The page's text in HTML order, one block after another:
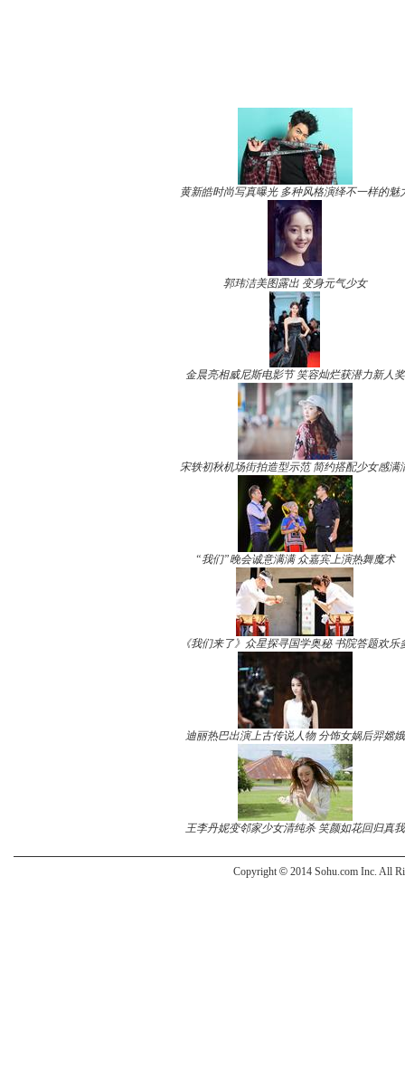
黄新皓时尚写真曝光 多种风格演绎不一样的魅
郭玮洁美图露出 变身元气少女
金晨亮相威尼斯电影节 笑容灿烂获潜力新人奖
宋轶初秋机场街拍造型示范 简约搭配少女感满
“我们”晚会诚意满满 众嘉宾上演热舞魔术
《我们来了》众星探寻国学奥秘 书院答题欢乐
迪丽热巴出演上古传说人物 分饰女娲后羿嫦娥
王李丹妮变邻家少女清纯杀 笑颜如花回归真我
Copyright © 2014 Sohu.com Inc. All